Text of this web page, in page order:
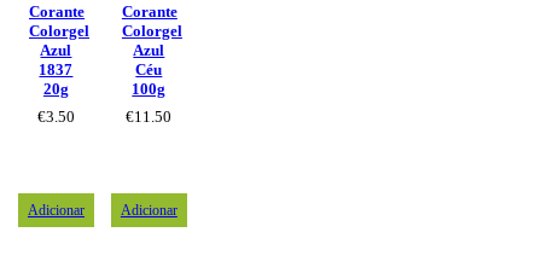
Corante
Colorgel
Azul
1837
20g
€3.50
Corante
Colorgel
Azul
Céu
100g
€11.50
Adicionar Adicionar